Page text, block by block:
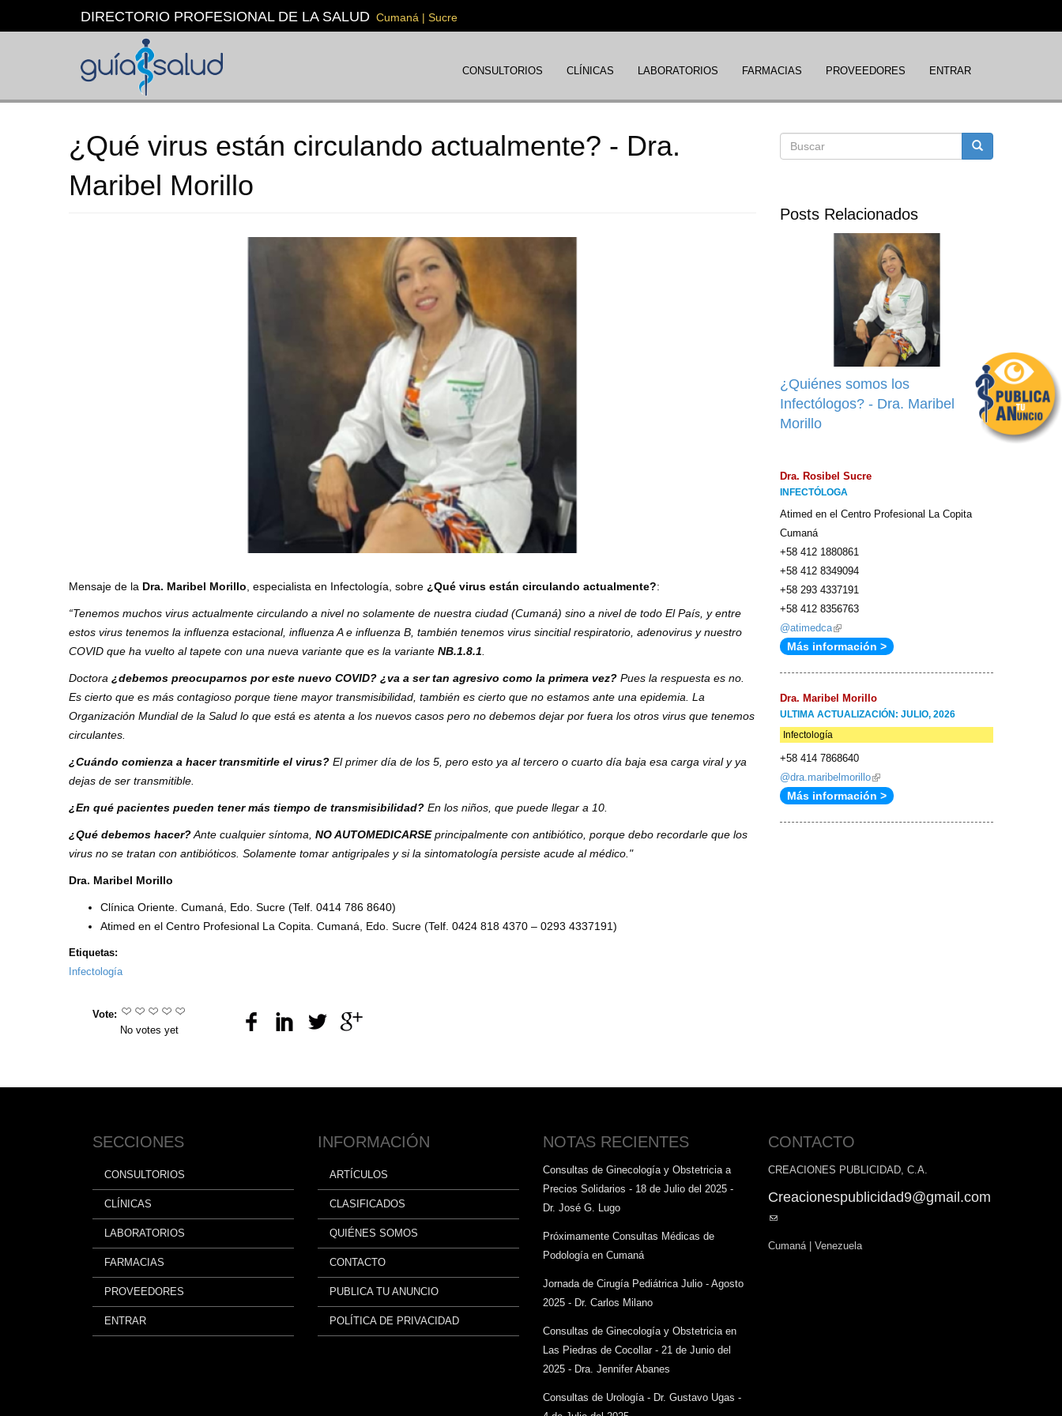
DIRECTORIO PROFESIONAL DE LA SALUD Cumaná | Sucre
CONSULTORIOS CLÍNICAS LABORATORIOS FARMACIAS PROVEEDORES ENTRAR
¿Qué virus están circulando actualmente? - Dra.
Maribel Morillo
Mensaje de la Dra. Maribel Morillo , especialista en Infectología, sobre ¿Qué virus están circulando actualmente?:
“Tenemos muchos virus actualmente circulando a nivel no solamente de nuestra ciudad (Cumaná) sino a nivel de todo El País, y entre
estos virus tenemos la influenza estacional, influenza A e influenza B, también tenemos virus sincitial respiratorio, adenovirus y nuestro
COVID que ha vuelto al tapete con una nueva variante que es la variante NB.1.8.1
Doctora ¿debemos preocuparnos por este nuevo COVID? ¿va a ser tan agresivo como la primera vez? Pues la respuesta es no.
Es cierto que es más contagioso porque tiene mayor transmisibilidad, también es cierto que no estamos ante una epidemia. La
Organización Mundial de la Salud lo que está es atenta a los nuevos casos pero no debemos dejar por fuera los otros virus que tenemos
circulantes.
¿Cuándo comienza a hacer transmitirle el virus? El primer día de los 5, pero esto ya al tercero o cuarto día baja esa carga viral y ya
dejas de ser transmitible.
¿En qué pacientes pueden tener más tiempo de transmisibilidad? En los niños, que puede llegar a 10.
¿Qué debemos hacer?Ante cualquier síntoma, NO AUTOMEDICARSEprincipalmente con antibiótico, porque debo recordarle que los
virus no se tratan con antibióticos. Solamente tomar antigripales y si la sintomatología persiste acude al médico."
Dra. Maribel Morillo
Clínica Oriente. Cumaná, Edo. Sucre (Telf. 0414 786 8640)
Atimed en el Centro Profesional La Copita. Cumaná, Edo. Sucre (Telf. 0424 818 4370 – 0293 4337191)
Etiquetas:
Infectología
Vote:
No votes yet
Formulario
búsqueda
Posts Relacionados
¿Quiénes somos los
Infectólogos? - Dra. Maribel
Morillo
Dra. Rosibel Sucre
INFECTÓLOGA
Atimed en el Centro Profesional La Copita
Cumaná
+58 412 1880861
+58 412 8349094
+58 293 4337191
+58 412 8356763
@atimedca(link
is
Más información >
Dra. Maribel Morillo
ULTIMA ACTUALIZACIÓN: JULIO, 2026
Infectología
+58 414 7868640
@dra.maribelmorillo(link
is
Más información >
SECCIONES
CONSULTORIOS
CLÍNICAS
LABORATORIOS
FARMACIAS
PROVEEDORES
ENTRAR
INFORMACIÓN
ARTÍCULOS
CLASIFICADOS
QUIÉNES SOMOS
CONTACTO
PUBLICA TU ANUNCIO
POLÍTICA DE PRIVACIDAD
NOTAS RECIENTES
Consultas de Ginecología y Obstetricia a
Precios Solidarios - 18 de Julio del 2025 -
Dr. José G. Lugo
Próximamente Consultas Médicas de
Podología en Cumaná
Jornada de Cirugía Pediátrica Julio - Agosto
2025 - Dr. Carlos Milano
Consultas de Ginecología y Obstetricia en
Las Piedras de Cocollar - 21 de Junio del
2025 - Dra. Jennifer Abanes
Consultas de Urología - Dr. Gustavo Ugas -
CONTACTO
CREACIONES PUBLICIDAD, C.A.
Creacionespublicidad9@gmail.com
(link
Cumaná | Venezuela